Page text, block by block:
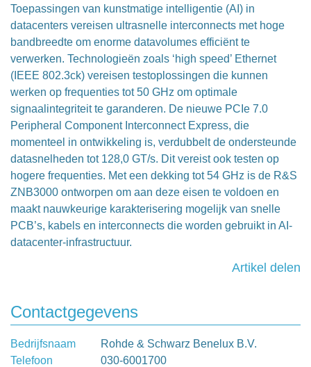
Toepassingen van kunstmatige intelligentie (AI) in
datacenters vereisen ultrasnelle interconnects met hoge
bandbreedte om enorme datavolumes efficiënt te
verwerken. Technologieën zoals ‘high speed’ Ethernet
(IEEE 802.3ck) vereisen testoplossingen die kunnen
werken op frequenties tot 50 GHz om optimale
signaalintegriteit te garanderen. De nieuwe PCIe 7.0
Peripheral Component Interconnect Express, die
momenteel in ontwikkeling is, verdubbelt de ondersteunde
datasnelheden tot 128,0 GT/s. Dit vereist ook testen op
hogere frequenties. Met een dekking tot 54 GHz is de R&S
ZNB3000 ontworpen om aan deze eisen te voldoen en
maakt nauwkeurige karakterisering mogelijk van snelle
PCB’s, kabels en interconnects die worden gebruikt in AI-
datacenter-infrastructuur.
Artikel delen
Contactgegevens
Bedrijfsnaam
Rohde & Schwarz Benelux B.V.
Telefoon
030-6001700